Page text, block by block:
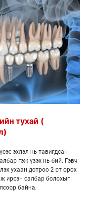
тухай (
эхлэл нь тавигдсан
гэж үзэх нь бий. Гэвч
ухаан дотроо 2-рт орох
ирсэн салбар болохыг
байна.